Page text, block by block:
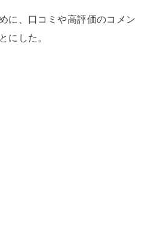
に、口コミや高評価のコメン
にした。